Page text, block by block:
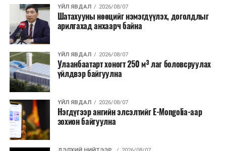
хэлбэрээр хэрэгжүүлэхээр тусгажээ.
Лаг хатаах, шатаах технологи нь бохир ус цэвэрлэх
байгууламжаас гардаг лагийг байгаль орчинд аюулгүй
аргаар боловсруулж, эзлэхүүнийг эрс бууруулах
зориулалттай. Лагийг өндөр температурт шатааснаар
эзлэхүүн нь 90 хүртэл хувиар буурч, бактери, вирус
болон бусад өвчин үүсгэгч бичил биетнийг устгах
боломжтой.
Түүнчлэн шаталтын явцад үүсэх дулааныг цахилгаан
болон дулааны эрчим хүч үйлдвэрлэхэд ашиглаж
болдог. Зарим технологийн хувьд шаталтын дараа
ҮЙЛ ЯВДАЛ 2026/08/07
Шатахууны нөөцийг нэмэгдүүлэх, доголдлыг
арилгахад анхаарч байна
ҮЙЛ ЯВДАЛ 2026/08/07
Улаанбаатарт хоногт 250 м³ лаг боловсруулах
үйлдвэр байгуулна
ҮЙЛ ЯВДАЛ 2026/08/07
Нэгдүгээр ангийн элсэлтийг E-Mongolia-аар
зохион байгуулна